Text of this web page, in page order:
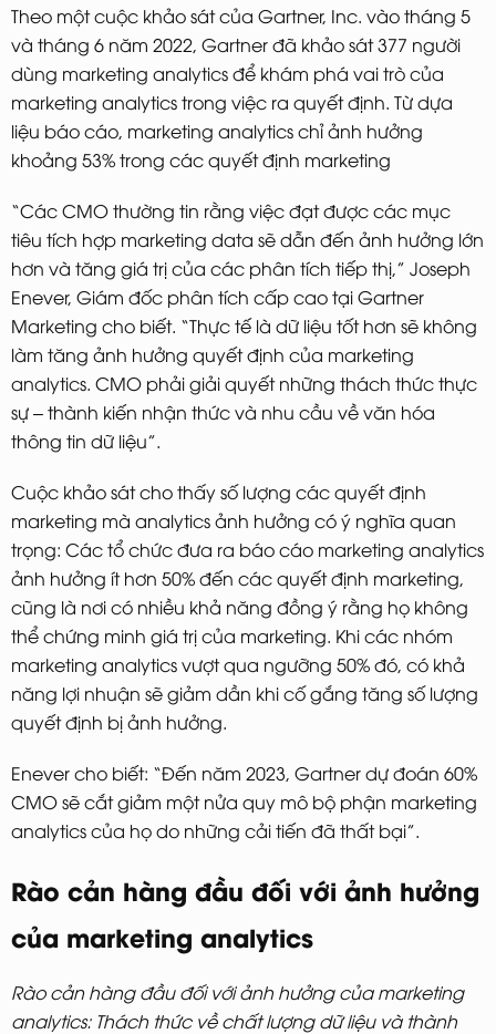
Theo một cuộc khảo sát của Gartner, Inc. vào tháng 5
và tháng 6 năm 2022, Gartner đã khảo sát 377 người
dùng marketing analytics để khám phá vai trò của
marketing analytics trong việc ra quyết định. Từ dựa
liệu báo cáo, marketing analytics chỉ ảnh hưởng
khoảng 53% trong các quyết định marketing
“Các CMO thường tin rằng việc đạt được các mục
tiêu tích hợp marketing data sẽ dẫn đến ảnh hưởng lớn
hơn và tăng giá trị của các phân tích tiếp thị,” Joseph
Enever, Giám đốc phân tích cấp cao tại Gartner
Marketing cho biết. “Thực tế là dữ liệu tốt hơn sẽ không
làm tăng ảnh hưởng quyết định của marketing
analytics. CMO phải giải quyết những thách thức thực
sự – thành kiến nhận thức và nhu cầu về văn hóa
thông tin dữ liệu”.
Cuộc khảo sát cho thấy số lượng các quyết định
marketing mà analytics ảnh hưởng có ý nghĩa quan
trọng: Các tổ chức đưa ra báo cáo marketing analytics
ảnh hưởng ít hơn 50% đến các quyết định marketing,
cũng là nơi có nhiều khả năng đồng ý rằng họ không
thể chứng minh giá trị của marketing. Khi các nhóm
marketing analytics vượt qua ngưỡng 50% đó, có khả
năng lợi nhuận sẽ giảm dần khi cố gắng tăng số lượng
quyết định bị ảnh hưởng.
Enever cho biết: “Đến năm 2023, Gartner dự đoán 60%
CMO sẽ cắt giảm một nửa quy mô bộ phận marketing
analytics của họ do những cải tiến đã thất bại”.
Rào cản hàng đầu đối với ảnh hưởng
của marketing analytics
Rào cản hàng đầu đối với ảnh hưởng của marketing
analytics: Thách thức về chất lượng dữ liệu và thành